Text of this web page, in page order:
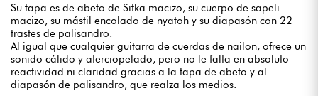
Su tapa es de abeto de Sitka macizo, su cuerpo de sapeli
macizo, su mástil encolado de nyatoh y su diapasón con 22
trastes de palisandro.
Al igual que cualquier guitarra de cuerdas de nailon, ofrece un
sonido cálido y aterciopelado, pero no le falta en absoluto
reactividad ni claridad gracias a la tapa de abeto y al
diapasón de palisandro, que realza los medios.